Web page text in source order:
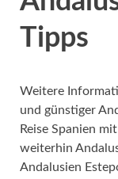
Tipps
Weitere
und günstiger
Reise Spanien
weiterhin
Andalusien